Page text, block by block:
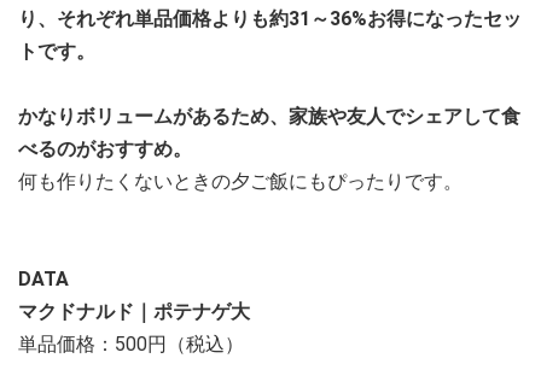
り、それぞれ単品価格よりも約31～36%お得になったセッ
トです。
かなりボリュームがあるため、家族や友人でシェアして食
べるのがおすすめ。
何も作りたくないときの夕ご飯にもぴったりです。
DATA
マクドナルド｜ポテナゲ大
単品価格：500円（税込）